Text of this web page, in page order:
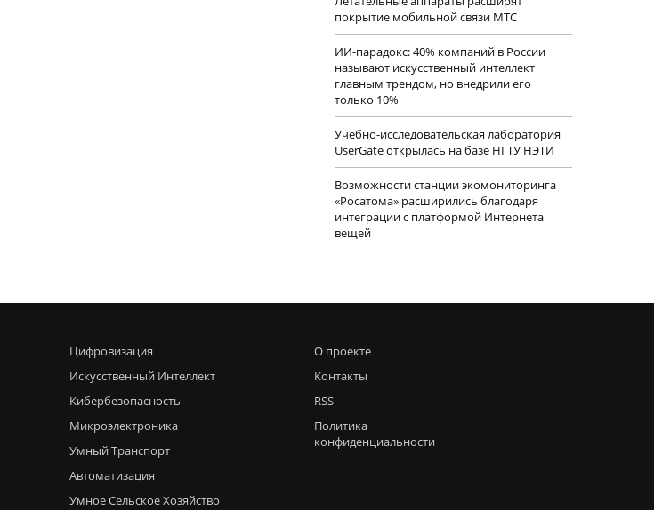
покрытие мобильной связи МТС
ИИ-парадокс: 40% компаний в России
называют искусственный интеллект
главным трендом, но внедрили его
только 10%
Учебно-исследовательская лаборатория
UserGate открылась на базе НГТУ НЭТИ
Возможности станции экомониторинга
«Росатома» расширились благодаря
интеграции с платформой Интернета
вещей
Цифровизация
Искусственный Интеллект
Кибербезопасность
Микроэлектроника
Умный Транспорт
Автоматизация
Умное Сельское Хозяйство
О проекте
Контакты
RSS
Политика
конфиденциальности